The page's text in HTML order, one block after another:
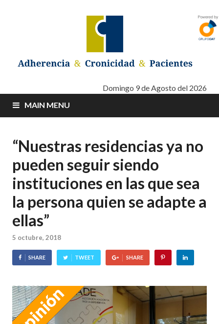
Adherencia –
Cronicidad –
Pacientes
Adherencia – Cronicidad – PacientesDomingo 9 de Agosto del 2026
MAIN MENU
“Nuestras residencias ya no
pueden seguir siendo
instituciones en las que sea
la persona quien se adapte a
ellas”
5 octubre, 2018
SHARE TWEET SHARE